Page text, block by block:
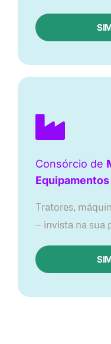
Consórcio de
Equipamentos
Tratores,
— invista na sua